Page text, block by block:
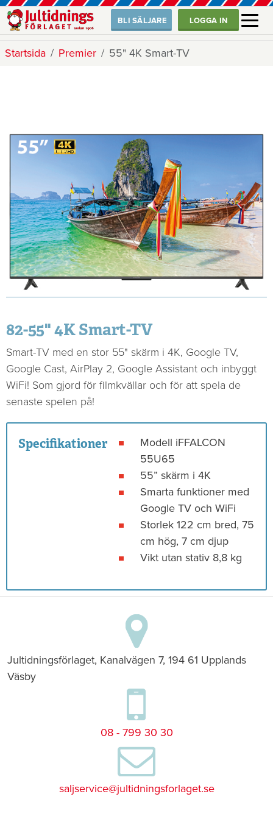
BLI SÄLJARE LOGGA IN
Startsida Premier 55" 4K Smart-TV
82-55" 4K Smart-TV
Smart-TV med en stor 55" skärm i 4K, Google TV,
Google Cast, AirPlay 2, Google Assistant och inbyggt
WiFi! Som gjord för filmkvällar och för att spela de
senaste spelen på!
Specifikationer
Modell iFFALCON
55U65
55” skärm i 4K
Smarta funktioner med
Google TV och WiFi
Storlek 122 cm bred, 75
cm hög, 7 cm djup
Vikt utan stativ 8,8 kg
Jultidningsförlaget, Kanalvägen 7, 194 61 Upplands
Väsby
08 - 799 30 30
saljservice@jultidningsforlaget.se